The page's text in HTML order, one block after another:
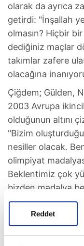
Reddet
olarak da ayrıca
getirdi: "İnşallah
olmasın? Hiçbir
dediğiniz maçlar
takımlar zafere
olacağına
Çiğdem; Gülden,
2003 Avrupa
olduğunun altını
"Bizim
nesiller olacak.
olimpiyat
Beklentimiz çok
bizden madalya
yakalayıp yarı
alabilirdik.
başarısızlık